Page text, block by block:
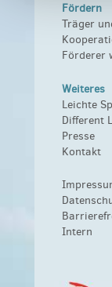
Fördern
Träger
Förderer
Weiteres
Leichte
Different
Presse
Kontakt
Intern